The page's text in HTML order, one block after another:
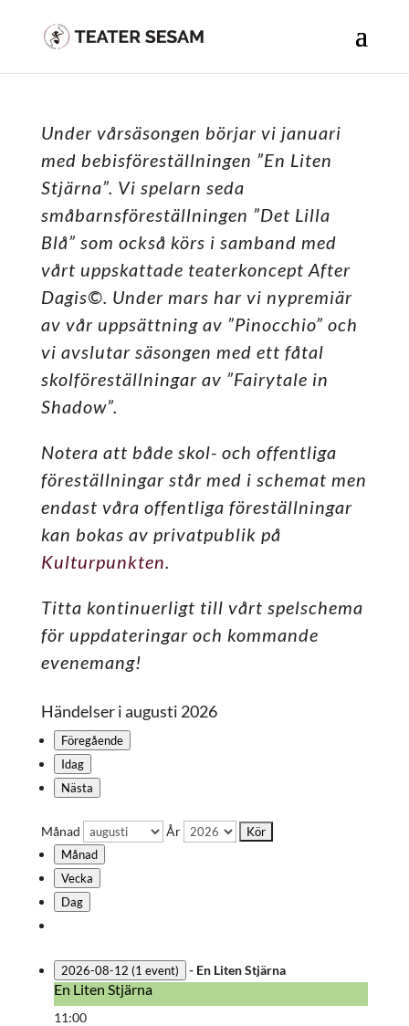
Under vårsäsongen börjar vi januari
med bebisföreställningen ”En Liten
Stjärna”. Vi spelarn seda
småbarnsföreställningen ”Det Lilla
Blå” som också körs i samband med
vårt uppskattade teaterkoncept After
Dagis©. Under mars har vi nypremiär
av vår uppsättning av ”Pinocchio” och
vi avslutar säsongen med ett fåtal
skolföreställningar av ”Fairytale in
Shadow”.
Notera att både skol- och offentliga
föreställningar står med i schemat men
endast våra offentliga föreställningar
kan bokas av privatpublik på
Kulturpunkten.
Titta kontinuerligt till vårt spelschema
för uppdateringar och kommande
evenemang!
Händelser i augusti 2026
Föregående
Idag
Nästa
Månad År
Månad
Vecka
Dag
2026-08-12 (1 event) - En Liten Stjärna
En
Liten
En Liten Stjärna
11:00